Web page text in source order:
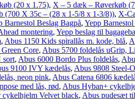
(20 x 1.75), X – 5 dæk – Røverkøb
(700 X 35c – (28 x 1-5/8 x 1-3/8)), X-
Barnestol Beslag Bagpå, Yepp
montering, Yepp beslag til
, Abus 1150 Kids spirallås m. kode, blå,
Core, Abus 5700 foldelås uGrip,
sort, Abus 6000 Bordo Plus foldelås,
9100 IVY kædelås, Abus 9808 Steel-
neon pink, Abus Catena 6806
med lås, rød, Abus Hyban+
Velvet black, Abus pudesæt